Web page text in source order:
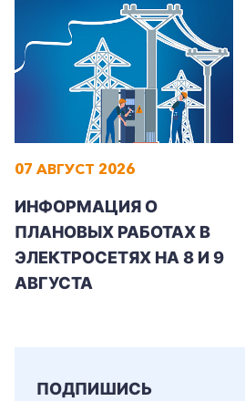
Заказать обратный звонок
07 АВГУСТ 2026
ИНФОРМАЦИЯ О
ПЛАНОВЫХ РАБОТАХ В
ЭЛЕКТРОСЕТЯХ НА 8 И 9
АВГУСТА
ПОДПИШИСЬ